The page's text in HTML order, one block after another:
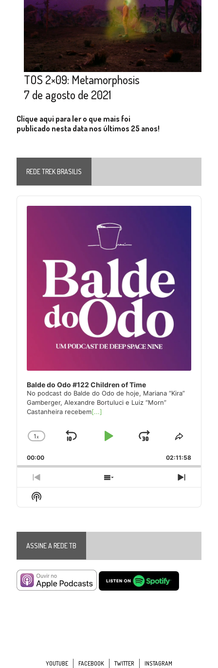
TOS 2×09: Metamorphosis
7 de agosto de 2021
Clique aqui para ler o que mais foi
publicado nesta data nos últimos 25 anos!
REDE TREK BRASILIS
Audio
Player
Balde do Odo #122 Children of Time
No podcast do Balde do Odo de hoje, Mariana “Kira”
Gamberger, Alexandre Bortuluci e Luiz “Morn”
Castanheira recebem[...]
Change
Rate
1x
Skip
Play
Jump
Forward
Share
Episode
00:00 02:11:58
Previous
Episode
Show
Episodes
Next
Episode
Show
Podcast
ASSINE A REDE TB
YOUTUBE FACEBOOK TWITTER INSTAGRAM